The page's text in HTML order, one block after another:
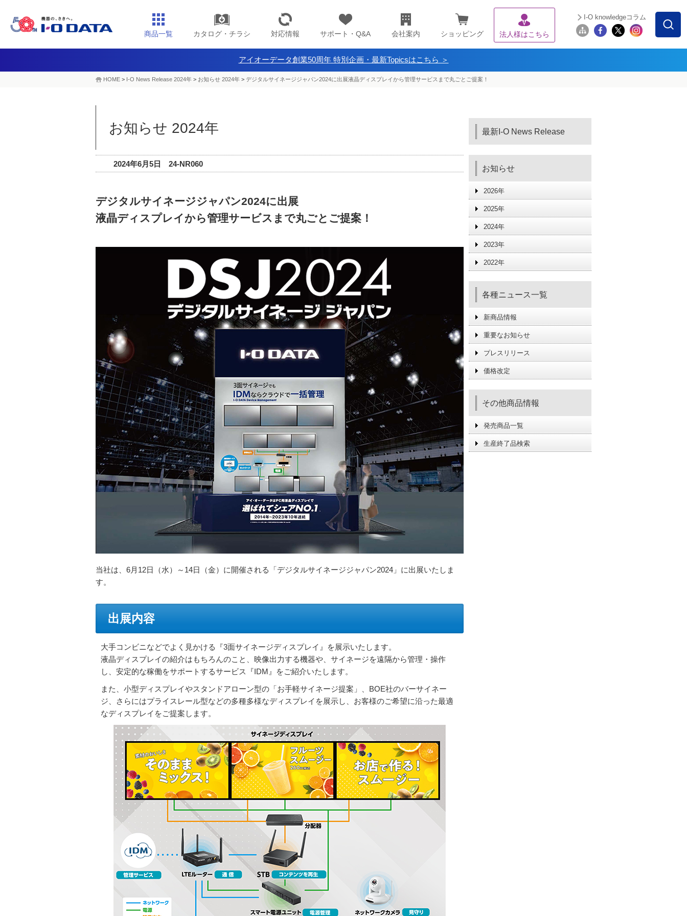
商品一覧 カタログ・チラシ 対応情報 サポート・Q&A 会社案内 ショッピング 法人様はこちら
I-O knowledgeコラム
アイオーデータ創業50周年 特別企画・最新Topicsはこちら ＞
HOME > I-O News Release 2024年 > お知らせ 2024年 > デジタルサイネージジャパン2024に出展液晶ディスプレイから管理サービスまで丸ごとご提案！
お知らせ 2024年
2024年6月5日 24-NR060
デジタルサイネージジャパン2024に出展
液晶ディスプレイから管理サービスまで丸ごとご提案！
当社は、6月12日（水）～14日（金）に開催される「デジタルサイネージジャパン2024」に出展いたしま
す。
出展内容
大手コンビニなどでよく見かける『3面サイネージディスプレイ』を展示いたします。
液晶ディスプレイの紹介はもちろんのこと、映像出力する機器や、サイネージを遠隔から管理・操作
し、安定的な稼働をサポートするサービス『IDM』をご紹介いたします。
また、小型ディスプレイやスタンドアローン型の「お手軽サイネージ提案」、BOE社のバーサイネー
ジ、さらにはプライスレール型などの多種多様なディスプレイを展示し、お客様のご希望に沿った最適
なディスプレイをご提案します。
最新I-O News Release
お知らせ
2026年
2025年
2024年
2023年
2022年
各種ニュース一覧
新商品情報
重要なお知らせ
プレスリリース
価格改定
その他商品情報
発売商品一覧
生産終了品検索